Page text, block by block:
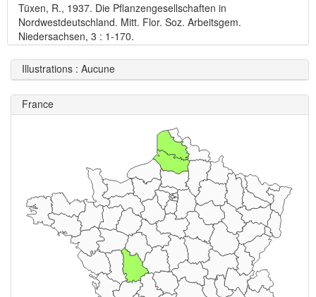
Tüxen, R., 1937. Die Pflanzengesellschaften in
Nordwestdeutschland. Mitt. Flor. Soz. Arbeitsgem.
Niedersachsen, 3 : 1-170.
Illustrations : Aucune
France